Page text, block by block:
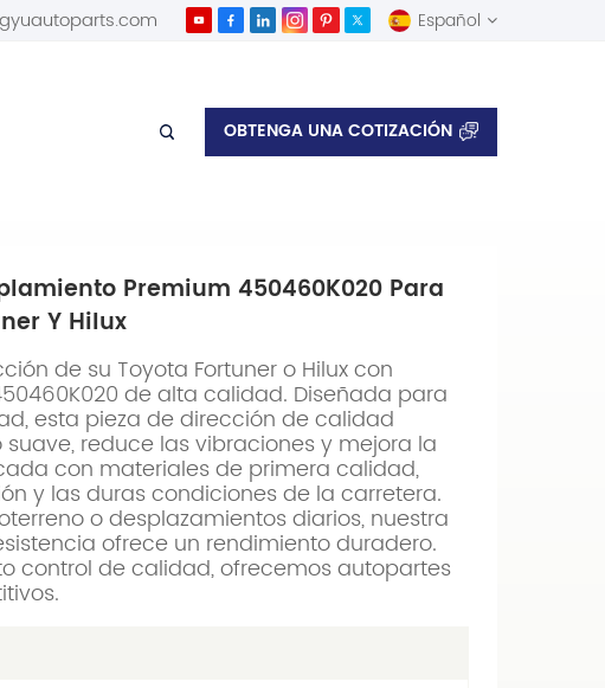
Español
English
OBTENGA UNA COTIZACIÓN
para camionetas Toyota Fortuner y Hilux
Premium 450460K020 Para
Y Hilux
de su Toyota Fortuner o Hilux con
de alta calidad. Diseñada para
esta pieza de dirección de calidad
reduce las vibraciones y mejora la
con materiales de primera calidad,
y las duras condiciones de la carretera.
o desplazamientos diarios, nuestra
ofrece un rendimiento duradero.
control de calidad, ofrecemos autopartes